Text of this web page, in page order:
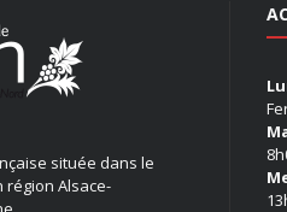
située dans le
région Alsace-